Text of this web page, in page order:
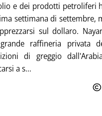
e dei prodotti petroliferi
settimana di settembre,
sul dollaro.
raffineria privata
di greggio
a s...